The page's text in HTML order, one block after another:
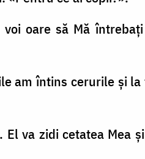
oare să Mă
am întins cerurile şi
va zidi cetatea Mea